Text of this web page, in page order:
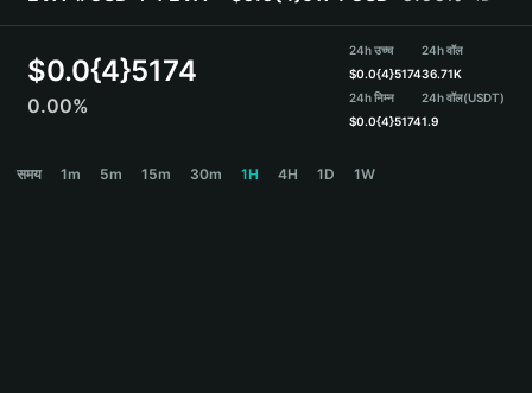
हिन्दी
Español (Argentina)
$0.0{4}5174
0.00%
24h उच्च
$0.0{4}5174
24h निम्न
$0.0{4}5174
24h वॉल
36.71K
24h वॉल(USDT)
1.9
समय 1m 5m 15m 30m 1H 4H 1D 1W